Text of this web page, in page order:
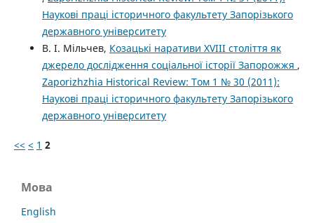
Наукові праці історичного факультету Запорізького
державного університету
В. І. Мільчев, Козацькі наративи XVIII століття як
джерело дослідження соціальної історії Запорожжя ,
Zaporizhzhia Historical Review: Том 1 № 30 (2011):
Наукові праці історичного факультету Запорізького
державного університету
<< < 1 2
Мова
English